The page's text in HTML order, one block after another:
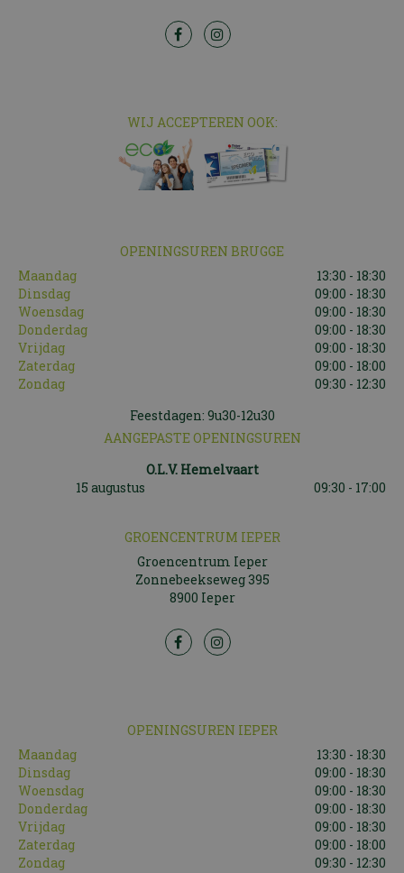
WIJ ACCEPTEREN OOK:
OPENINGSUREN BRUGGE
Maandag
13:30 - 18:30
Dinsdag
09:00 - 18:30
Woensdag
09:00 - 18:30
Donderdag
09:00 - 18:30
Vrijdag
09:00 - 18:30
Zaterdag
09:00 - 18:00
Zondag
09:30 - 12:30
Feestdagen: 9u30-12u30
AANGEPASTE OPENINGSUREN
O.L.V. Hemelvaart
15 augustus
09:30 - 17:00
GROENCENTRUM IEPER
Groencentrum Ieper
Zonnebeekseweg 395
8900 Ieper
OPENINGSUREN IEPER
Maandag
13:30 - 18:30
Dinsdag
09:00 - 18:30
Woensdag
09:00 - 18:30
Donderdag
09:00 - 18:30
Vrijdag
09:00 - 18:30
Zaterdag
09:00 - 18:00
Zondag
09:30 - 12:30